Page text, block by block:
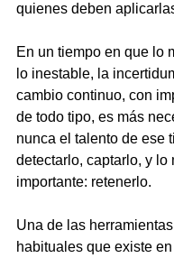
quienes deben
En un tiempo en que lo
lo inestable, la
cambio continuo, con
de todo tipo, es más
nunca el talento de ese
detectarlo, captarlo, y lo
importante: retenerlo.
Una de las
habituales que existe